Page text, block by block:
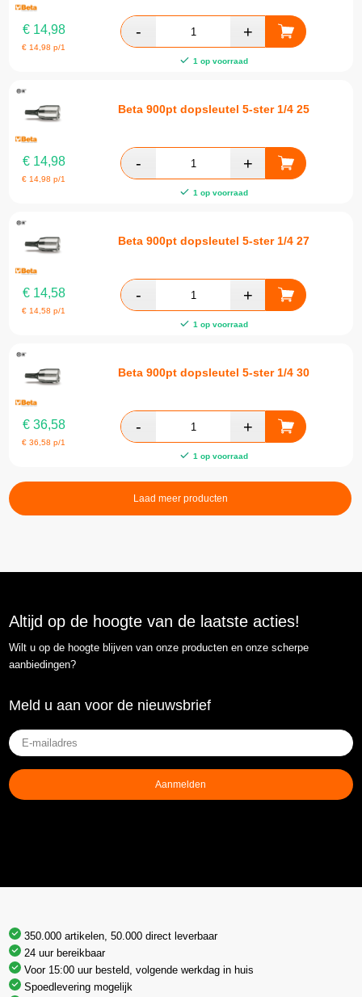
€14,98
€ 14,98 p/1
1 op voorraad
Beta 900pt dopsleutel 5-ster 1/4 25
€14,98
€ 14,98 p/1
1 op voorraad
Beta 900pt dopsleutel 5-ster 1/4 27
€14,58
€ 14,58 p/1
1 op voorraad
Beta 900pt dopsleutel 5-ster 1/4 30
€36,58
€36,58 p/1
1 op voorraad
Laad meer producten
Altijd op de hoogte van de laatste acties!
Wilt u op de hoogte blijven van onze producten en onze scherpe
aanbiedingen?
Meld u aan voor de nieuwsbrief
E-
mailadres(Vereist)
Aanmelden
350.000 artikelen, 50.000 direct leverbaar
24 uur bereikbaar
Voor 15:00 uur besteld, volgende werkdag in huis
Spoedlevering mogelijk